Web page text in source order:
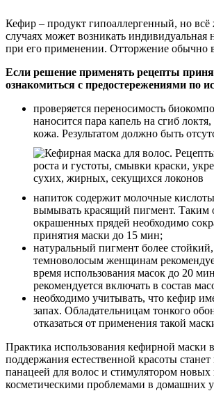
Кефир – продукт гипоаллергенный, но всё
случаях может возникать индивидуальная
при его применении. Отторжение обычно
Если решение применять рецепты
ознакомиться с предостережениями по
проверяется переносимость
наносится пара капель на сгиб
кожа. Результатом должно быть
напиток содержит молочные
вымывать красящий пигмент. Таким
окрашенных прядей необходимо
принятия маски до 15 мин;
натуральный пигмент более
темноволосым женщинам
время использования масок до 20
рекомендуется включать в состав
необходимо учитывать, что кефир
запах. Обладательницам тонкого
отказаться от применения такой
Практика использования кефирной маски
поддержания естественной красоты
панацеей для волос и стимулятором новых
косметическими проблемами в домашних